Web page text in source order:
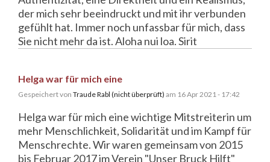
der mich sehr beeindruckt und mit ihr verbunden
gefühlt hat. Immer noch unfassbar für mich, dass
Sie nicht mehr da ist. Aloha nui loa. Sirit
Helga war für mich eine
Gespeichert von Traude Rabl (nicht überprüft) am 16 Apr 2021 - 17:42
Helga war für mich eine wichtige Mitstreiterin um
mehr Menschlichkeit, Solidarität und im Kampf für
Menschrechte. Wir waren gemeinsam von 2015
bis Februar 2017 im Verein "Unser Bruck Hilft"